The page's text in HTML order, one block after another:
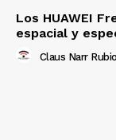
Los HUAWEI
espacial y
Claus Narr Rubio